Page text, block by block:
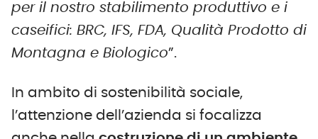
per il nostro stabilimento produttivo e i
caseifici: BRC, IFS, FDA, Qualità Prodotto di
Montagna e Biologico”.
In ambito di sostenibilità sociale,
l’attenzione dell’azienda si focalizza